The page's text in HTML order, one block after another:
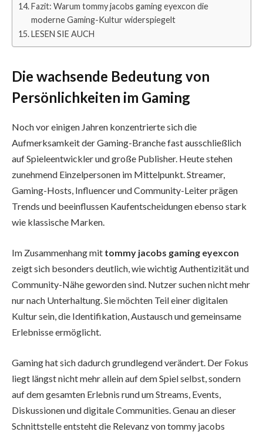
Fazit: Warum tommy jacobs gaming eyexcon die
moderne Gaming-Kultur widerspiegelt
LESEN SIE AUCH
Die wachsende Bedeutung von
Persönlichkeiten im Gaming
Noch vor einigen Jahren konzentrierte sich die
Aufmerksamkeit der Gaming-Branche fast ausschließlich
auf Spieleentwickler und große Publisher. Heute stehen
zunehmend Einzelpersonen im Mittelpunkt. Streamer,
Gaming-Hosts, Influencer und Community-Leiter prägen
Trends und beeinflussen Kaufentscheidungen ebenso stark
wie klassische Marken.
Im Zusammenhang mit tommy jacobs gaming eyexcon
zeigt sich besonders deutlich, wie wichtig Authentizität und
Community-Nähe geworden sind. Nutzer suchen nicht mehr
nur nach Unterhaltung. Sie möchten Teil einer digitalen
Kultur sein, die Identifikation, Austausch und gemeinsame
Erlebnisse ermöglicht.
Gaming hat sich dadurch grundlegend verändert. Der Fokus
liegt längst nicht mehr allein auf dem Spiel selbst, sondern
auf dem gesamten Erlebnis rund um Streams, Events,
Diskussionen und digitale Communities. Genau an dieser
Schnittstelle entsteht die Relevanz von tommy jacobs